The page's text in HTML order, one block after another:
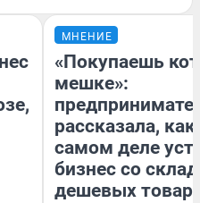
МНЕНИЕ
«Покупаешь
мешке»:
рассказала, как
самом деле
бизнес со
дешевых